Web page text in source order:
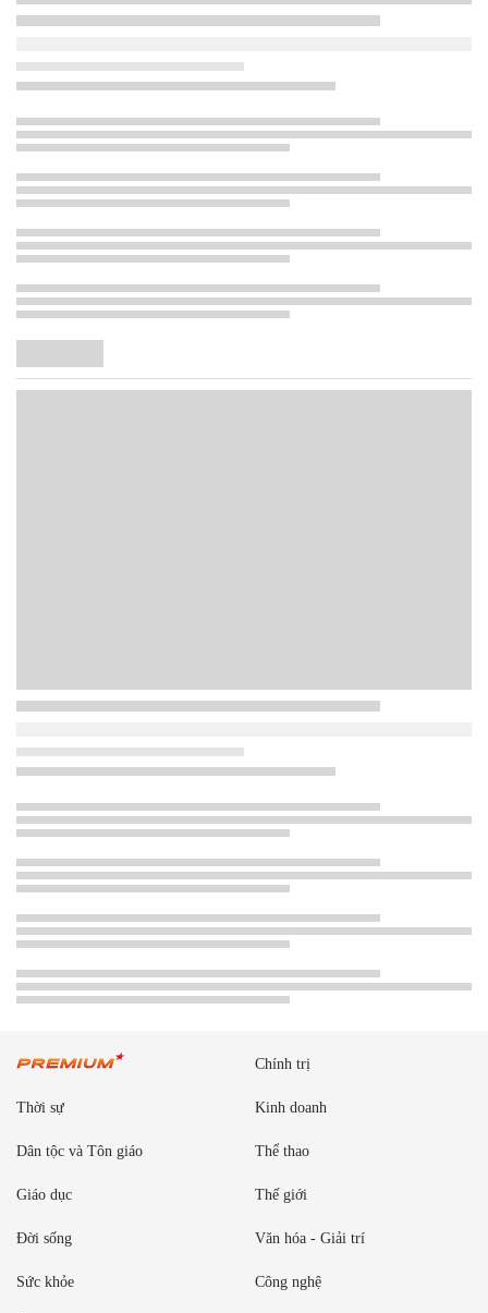
Chính trị
Thời sự Kinh doanh
Dân tộc và Tôn giáo Thể thao
Giáo dục Thế giới
Đời sống Văn hóa - Giải trí
Sức khỏe Công nghệ